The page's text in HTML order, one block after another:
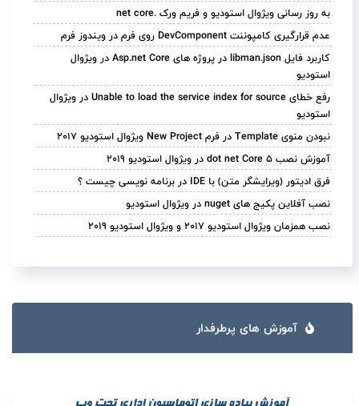
به روز رسانی ویژوال استودیو و فریم ورک .net core
عدم قرارگیری کامپوننت DevComponent روی فرم در ویندوز فرم
کاربرد فایل libman.json در پروژه های Asp.net Core در ویژوال
استودیو
رفع خطای Unable to load the service index for source در ویژوال
استودیو
نبودن منوی Template در فرم New Project ویژوال استودیو 2017
آموزش نصب dot net Core 5 در ویژوال استودیو 2019
فرق ادیتور (ویرایشگر متن) با IDE در برنامه نویسی چیست ؟
نصب آفلاین پکیج های nuget در ویژوال استودیو
نصب همزمان ویژوال استودیو 2017 و ویژوال استودیو 2019
آموزش های پرطرفدار